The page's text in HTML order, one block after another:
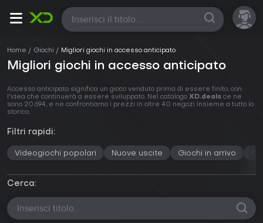
Tutte
Home Giochi Migliori giochi in accesso anticipato
Migliori giochi in accesso anticipato
Accesso anticipato significa un gioco venduto prima di essere finito, con
l'idea che continuerà a essere sviluppato. Nel catalogo XD.deals ce ne
sono 20.694, e ne confrontiamo i prezzi in oltre 40 negozi insieme a tutto lo
storico.
Filtri rapidi:
Videogiochi popolari Nuove uscite Giochi in arrivo
Cerca: